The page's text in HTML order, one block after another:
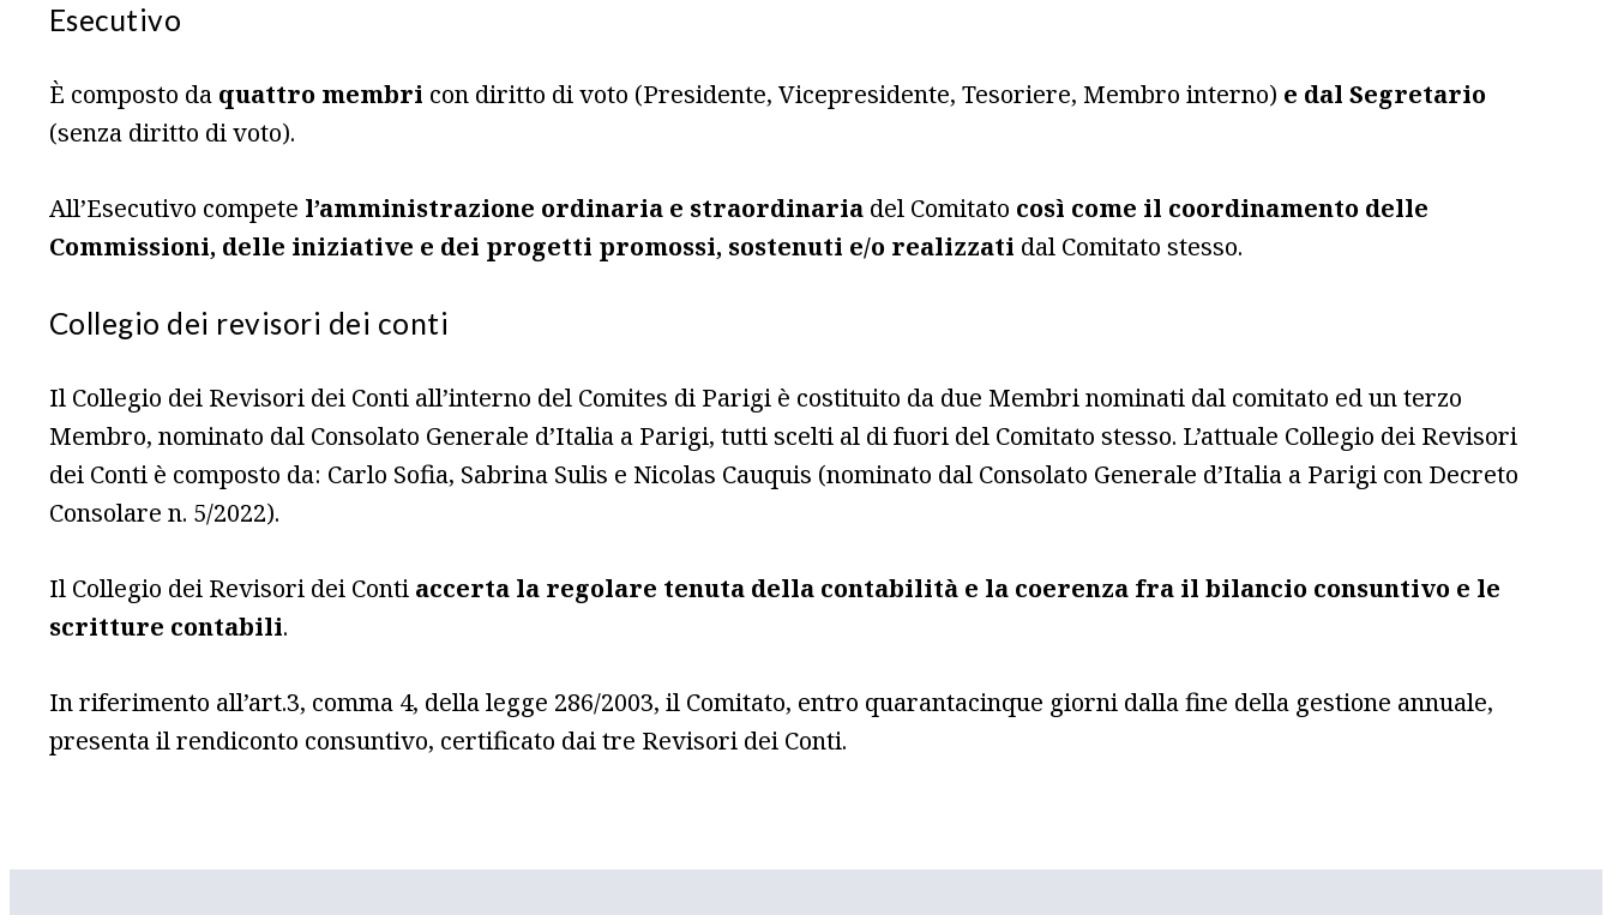
Esecutivo
È composto da quattro membri con diritto di voto (Presidente, Vicepresidente, Tesoriere, Membro interno) e dal Segretario
(senza diritto di voto).
All’Esecutivo compete l’amministrazione ordinaria e straordinaria del Comitato così come il coordinamento delle
Commissioni, delle iniziative e dei progetti promossi, sostenuti e/o realizzati dal Comitato stesso.
Collegio dei revisori dei conti
Il Collegio dei Revisori dei Conti all’interno del Comites di Parigi è costituito da due Membri nominati dal comitato ed un terzo
Membro, nominato dal Consolato Generale d’Italia a Parigi, tutti scelti al di fuori del Comitato stesso. L’attuale Collegio dei Revisori
dei Conti è composto da: Carlo Sofia, Sabrina Sulis e Nicolas Cauquis (nominato dal Consolato Generale d’Italia a Parigi con Decreto
Consolare n. 5/2022).
Il Collegio dei Revisori dei Conti accerta la regolare tenuta della contabilità e la coerenza fra il bilancio consuntivo e le
scritture contabili.
In riferimento all’art.3, comma 4, della legge 286/2003, il Comitato, entro quarantacinque giorni dalla fine della gestione annuale,
presenta il rendiconto consuntivo, certificato dai tre Revisori dei Conti.